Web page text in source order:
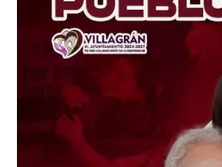
Durante la individualización de
enjuiciamiento determinó una
de prisión, correspondiente a
las víctimas. No obstante,
establecidos en el Código
Guanajuato para la
quedó fijada en un total de 70